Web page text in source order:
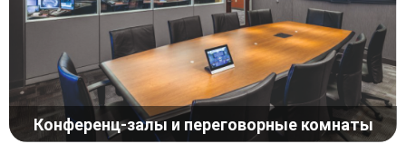
Конференц-залы и переговорные комнаты